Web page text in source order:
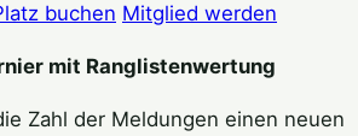
buchen Mitglied werden
mit Ranglistenwertung
Zahl der Meldungen einen neuen